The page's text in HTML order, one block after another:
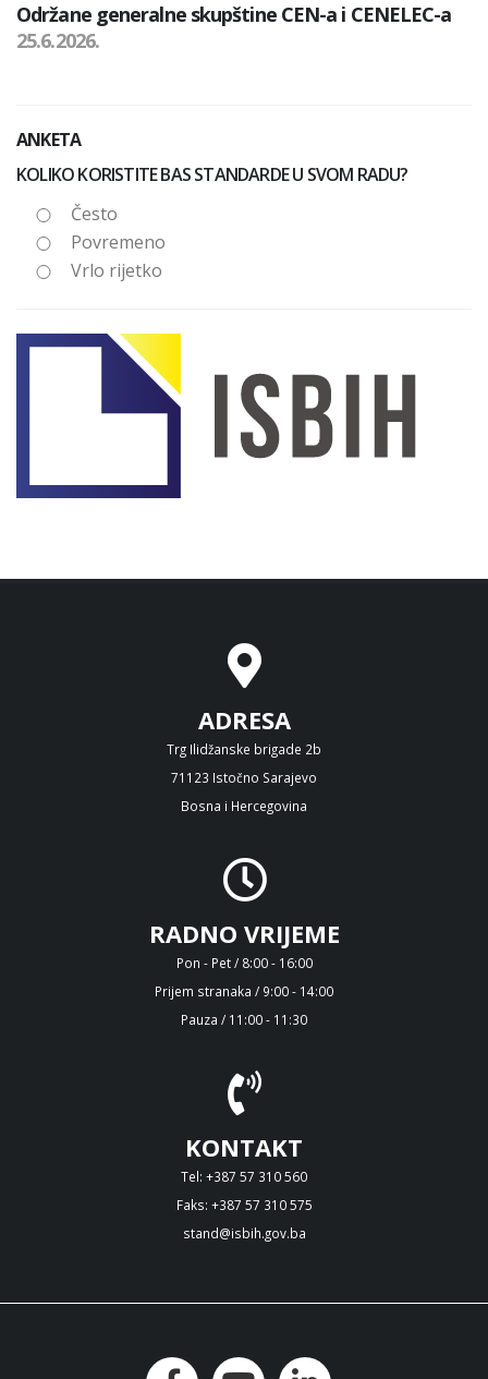
Održane generalne skupštine CEN-a i CENELEC-a
25.6.2026.
ANKETA
KOLIKO KORISTITE BAS STANDARDE U SVOM RADU?
Često
Povremeno
Vrlo rijetko
ADRESA
Trg Ilidžanske brigade 2b
71123 Istočno Sarajevo
Bosna i Hercegovina
RADNO VRIJEME
Pon - Pet / 8:00 - 16:00
Prijem stranaka / 9:00 - 14:00
Pauza / 11:00 - 11:30
KONTAKT
Tel: +387 57 310 560
Faks: +387 57 310 575
stand@isbih.gov.ba